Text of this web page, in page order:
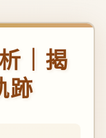
｜揭
跡